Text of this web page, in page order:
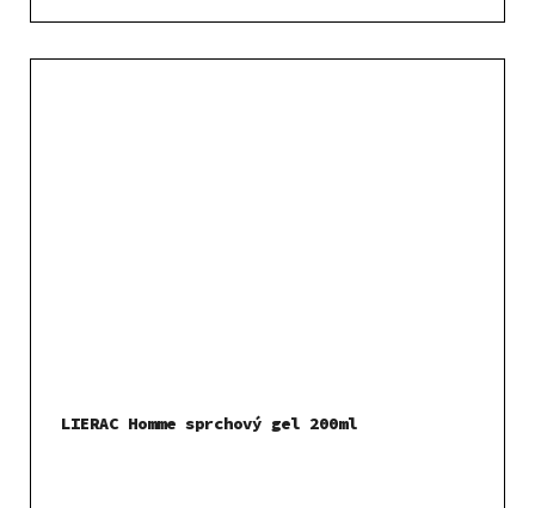
LIERAC Homme sprchový gel 200ml